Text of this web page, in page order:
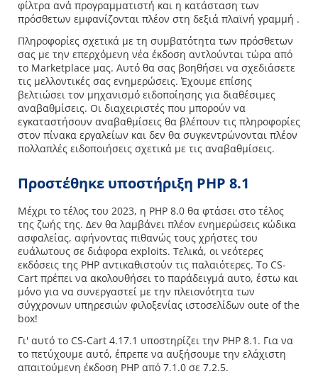
φίλτρα ανά προγραμματιστή και η κατάσταση των
πρόσθετων εμφανίζονται πλέον στη δεξιά πλαϊνή γραμμή .
Πληροφορίες σχετικά με τη συμβατότητα των πρόσθετων
σας με την επερχόμενη νέα έκδοση αντλούνται τώρα από
το Marketplace μας. Αυτό θα σας βοηθήσει να σχεδιάσετε
τις μελλοντικές σας ενημερώσεις. Έχουμε επίσης
βελτιώσει τον μηχανισμό ειδοποίησης για διαθέσιμες
αναβαθμίσεις. Οι διαχειριστές που μπορούν να
εγκαταστήσουν αναβαθμίσεις θα βλέπουν τις πληροφορίες
στον πίνακα εργαλείων και δεν θα συγκεντρώνονται πλέον
πολλαπλές ειδοποιήσεις σχετικά με τις αναβαθμίσεις.
Προστέθηκε υποστήριξη PHP 8.1
Μέχρι το τέλος του 2023, η PHP 8.0 θα φτάσει στο τέλος
της ζωής της. Δεν θα λαμβάνει πλέον ενημερώσεις κώδικα
ασφαλείας, αφήνοντας πιθανώς τους χρήστες του
ευάλωτους σε διάφορα exploits. Τελικά, οι νεότερες
εκδόσεις της PHP αντικαθιστούν τις παλαιότερες. Το CS-
Cart πρέπει να ακολουθήσει το παράδειγμά αυτο, έστω και
μόνο για να συνεργαστεί με την πλειονότητα των
σύγχρονων υπηρεσιών φιλοξενίας ιστοσελίδων oute of the
box!
Γι' αυτό το CS-Cart 4.17.1 υποστηρίζει την PHP 8.1. Για να
το πετύχουμε αυτό, έπρεπε να αυξήσουμε την ελάχιστη
απαιτούμενη έκδοση PHP από 7.1.0 σε 7.2.5.